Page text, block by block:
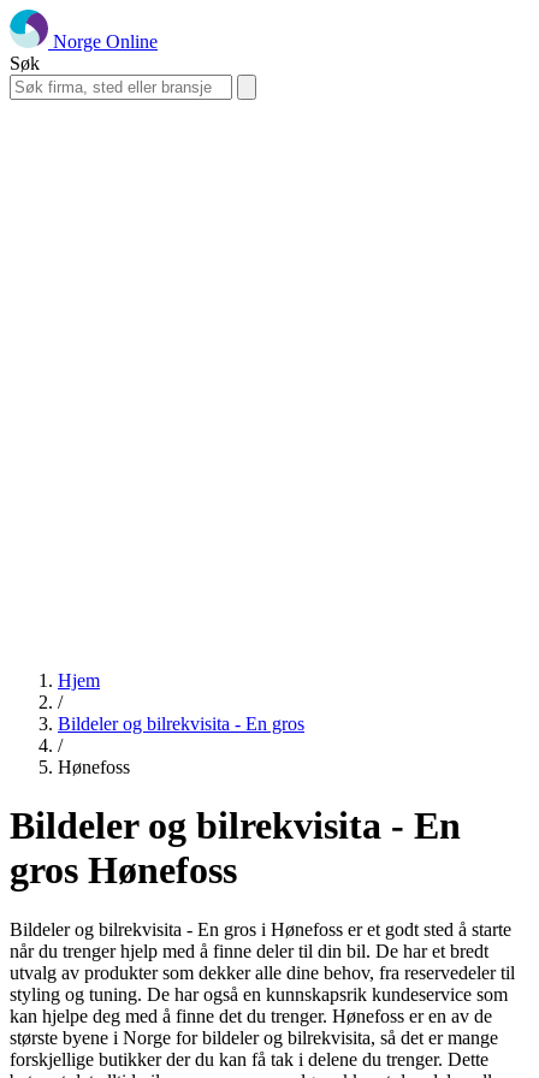
Norge Online
Søk
Hjem
/
Bildeler og bilrekvisita - En gros
/
Hønefoss
Bildeler og bilrekvisita - En
gros Hønefoss
Bildeler og bilrekvisita - En gros i Hønefoss er et godt sted å starte
når du trenger hjelp med å finne deler til din bil. De har et bredt
utvalg av produkter som dekker alle dine behov, fra reservedeler til
styling og tuning. De har også en kunnskapsrik kundeservice som
kan hjelpe deg med å finne det du trenger. Hønefoss er en av de
største byene i Norge for bildeler og bilrekvisita, så det er mange
forskjellige butikker der du kan få tak i delene du trenger. Dette